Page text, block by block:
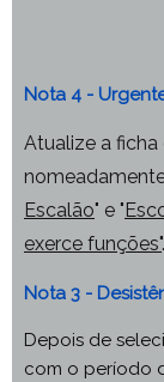
Nota 4 -
Atualize a ficha
Escalão" e "
exerce funções".
Nota 3 -
Depois de
com o período